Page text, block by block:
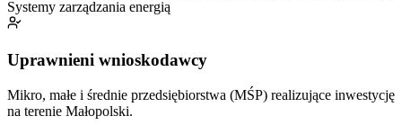
Systemy zarządzania energią
Uprawnieni wnioskodawcy
Mikro, małe i średnie przedsiębiorstwa (MŚP) realizujące inwestycję
na terenie Małopolski.